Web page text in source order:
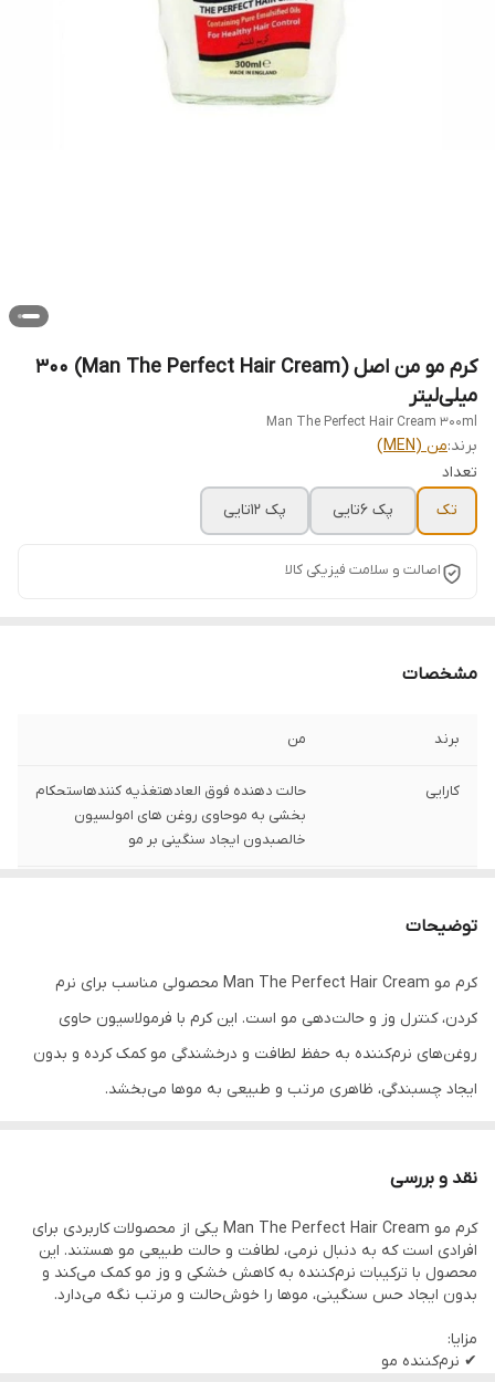
کرم مو من اصل (Man The Perfect Hair Cream) 300
میلی‌لیتر
Man The Perfect Hair Cream 300ml
برند:من (MEN)
تعداد
تک
پک ۶تایی پک ۱۲تایی
اصالت و سلامت فیزیکی کالا
مشخصات
برند من
کارایی
حالت دهنده فوق العاده‎تغذیه کننده‎استحکام
بخشی به مو‎حاوی روغن های امولسیون
خالص‎بدون ایجاد سنگینی بر مو
توضیحات
کرم مو Man The Perfect Hair Cream محصولی مناسب برای نرم
کردن، کنترل وز و حالت‌دهی مو است. این کرم با فرمولاسیون حاوی
روغن‌های نرم‌کننده به حفظ لطافت و درخشندگی مو کمک کرده و بدون
ایجاد چسبندگی، ظاهری مرتب و طبیعی به موها می‌بخشد.
• نرم‌کننده و لطیف‌کننده مو
• کنترل وز و پراکندگی مو
• مناسب استفاده روزانه
• ایجاد درخشندگی طبیعی
• مناسب انواع مو
• حجم 300 میلی‌لیتر
نقد و بررسی
کرم مو Man The Perfect Hair Cream یکی از محصولات کاربردی برای
افرادی است که به دنبال نرمی، لطافت و حالت طبیعی مو هستند. این
محصول با ترکیبات نرم‌کننده به کاهش خشکی و وز مو کمک می‌کند و
بدون ایجاد حس سنگینی، موها را خوش‌حالت و مرتب نگه می‌دارد.
مزایا:
✔ نرم‌کننده مو